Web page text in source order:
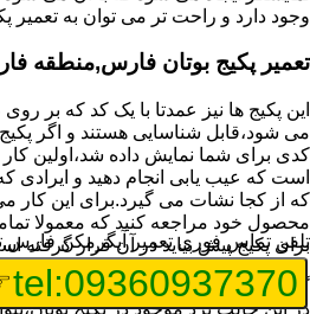
وجود دارد و راحت تر می توان به تعمیر
تعمیر پکیج بوتان فارس,منطقه
این پکیج ها نیز عمدتا با یک کد که بر
می شود،قابل شناسایی هستند و اگر
کدی برای شما نمایش داده شد،اولین کار
است که عیب یابی انجام دهید و ایرادی
که از کجا نشات می گیرد.برای این کار
محصول خود مراجعه کنید که معمولا
برای پکیج پیش بیاید در آن قرار گرفته
گاهی نیز هنگام خرابی پکیج،هیچ اروری
در این حالت برد موجود در پکیج
تلفن تماس فوریتعمیر آبگرمکن
tel:09360937370